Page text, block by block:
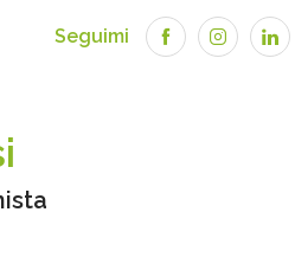
Seguimi